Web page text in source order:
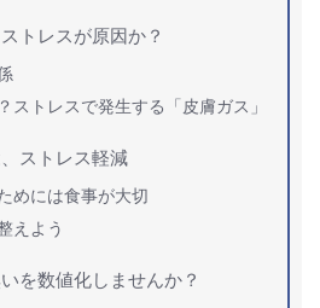
トレスが原因か？
ストレスで発生する「皮膚ガス」
ストレス軽減
めには食事が大切
えよう
を数値化しませんか？